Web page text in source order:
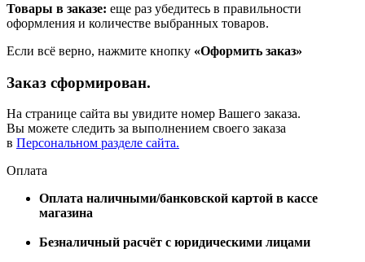
Товары в заказе: еще раз убедитесь в правильности
оформления и количестве выбранных товаров.
Если всё верно, нажмите кнопку «Оформить заказ»
Заказ сформирован.
На странице сайта вы увидите номер Вашего заказа.
Вы можете следить за выполнением своего заказа
в Персональном разделе сайта.
Оплата
Оплата наличными/банковской картой в кассе
магазина
Безналичный расчёт с юридическими лицами